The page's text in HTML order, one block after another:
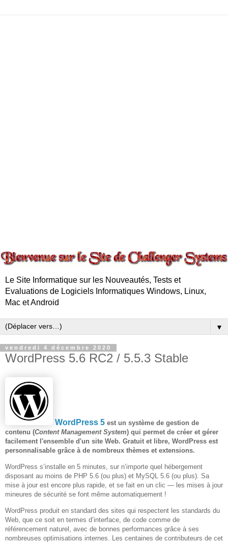
Le Site Informatique sur les Nouveautés, Tests et
Evaluations de Logiciels Informatiques Windows, Linux,
Mac et Android
▼
vendredi 4 décembre 2020
WordPress 5.6 RC2 / 5.5.3 Stable
WordPress 5 est un système de gestion de
contenu (Content Management System) qui permet de créer et gérer
facilement l'ensemble d'un site Web. Gratuit et libre, WordPress est
personnalisable grâce à de nombreux thèmes et extensions.
WordPress s’installe en 5 minutes, sur n’importe quel hébergement
disposant au moins de PHP 5.6 (ou plus) et MySQL 5.6 (ou plus). Sa
mise à jour est encore plus rapide, et se fait en un clic — les mises à jour
mineures de sécurité se font même automatiquement !
WordPress produit en standard des sites qui respectent les standards du
Web, que ce soit en termes d’interface, de code comme de
référencement naturel, avec de bonnes performances grâce à ses
nombreuses optimisations internes. Les centaines de contributeurs de cet